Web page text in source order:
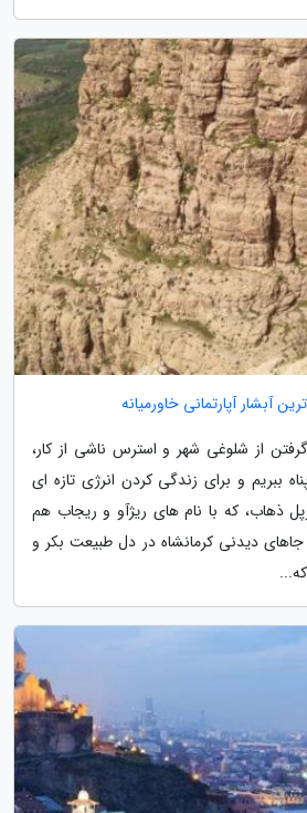
آبشار آپارتمانی خاورمیانه
از شلوغی شهر و استرس ناشی از کار،
ببریم و برای زندگی کردن انرژی تازه ای
ذهاب، که با نام های ریژآو و ریجاب هم
دیدنی کرمانشاه در دل طبیعت بکر و